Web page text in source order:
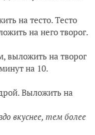
на тесто. Тесто
на него творог.
выложить на творог
на 10.
Выложить на
вкуснее, тем более